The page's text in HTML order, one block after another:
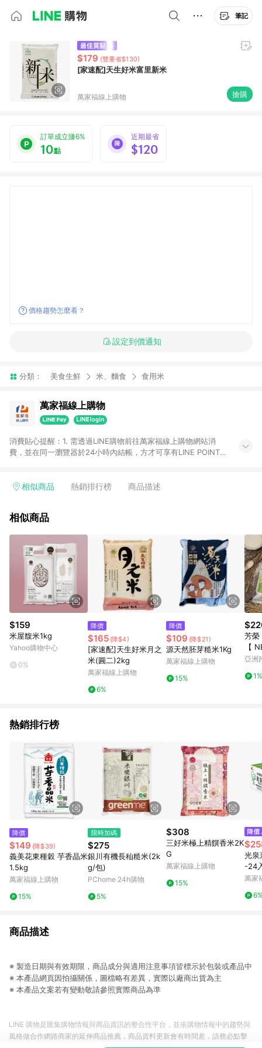
筆記
$179 (雙重省$130)
[家速配]天生好米富里新米
萬家福線上購物 搶購
訂單成立賺6%
10點
近期最省
$120
價格趨勢怎麼看？
設定到價通知
分類： 美食生鮮 米、麵食 食用米
萬家福線上購物
消費貼心提醒：1. 需透過LINE購物前往萬家福線上購物網站消
費，並在同一瀏覽器於24小時內結帳，方才可享有LINE POINTS
4. 不具回饋資格種類商品：電子禮券。 5. 回饋點數計算將排除訂
錄，相關問題請於保留時間內聯絡客服中心，並由康達盛通生活
提供簡單、快速、輕鬆的購物流程及體驗，將不定期推出精選、
話題性或期間限定商品來滿足您的喜好。
相似商品 熱銷排行榜 商品描述
相似商品
$159
米屋馥米1kg
Yahoo購物中心
0%
降價
$165 (降$4)
[家速配]天生好米月之
米(圓二)2kg
萬家福線上購物
6%
降價
$109 (降$21)
源天然胚芽糙米1Kg
萬家福線上購物
15%
芳榮
【
亞洲
1%
熱銷排行榜
降價
$149 (降$39)
義美花東種穀 芋香晶米
1.5kg
萬家福線上購物
15%
限時加碼
$275
銀川有機長秈糙米(2k
g/包)
PChome 24h購物
5%
$308
三好米極上精饌香米2K
G
萬家福線上購物
15%
光泉
-24
萬家
商品描述
※ 製造日期與有效期限，商品成分與適用注意事項皆標示於包裝或產品中
※ 本產品網頁因拍攝關係，圖檔略有差異，實際以廠商出貨為主
※ 本產品文案若有變動敬請參照實際商品為準
LINE 購物是匯集購物情報與商品資訊的整合性平台，並依購物情報中的趨勢與
風格做合作網路商家的延伸商品推薦，商品資料更新會有時間差，請務必點擊